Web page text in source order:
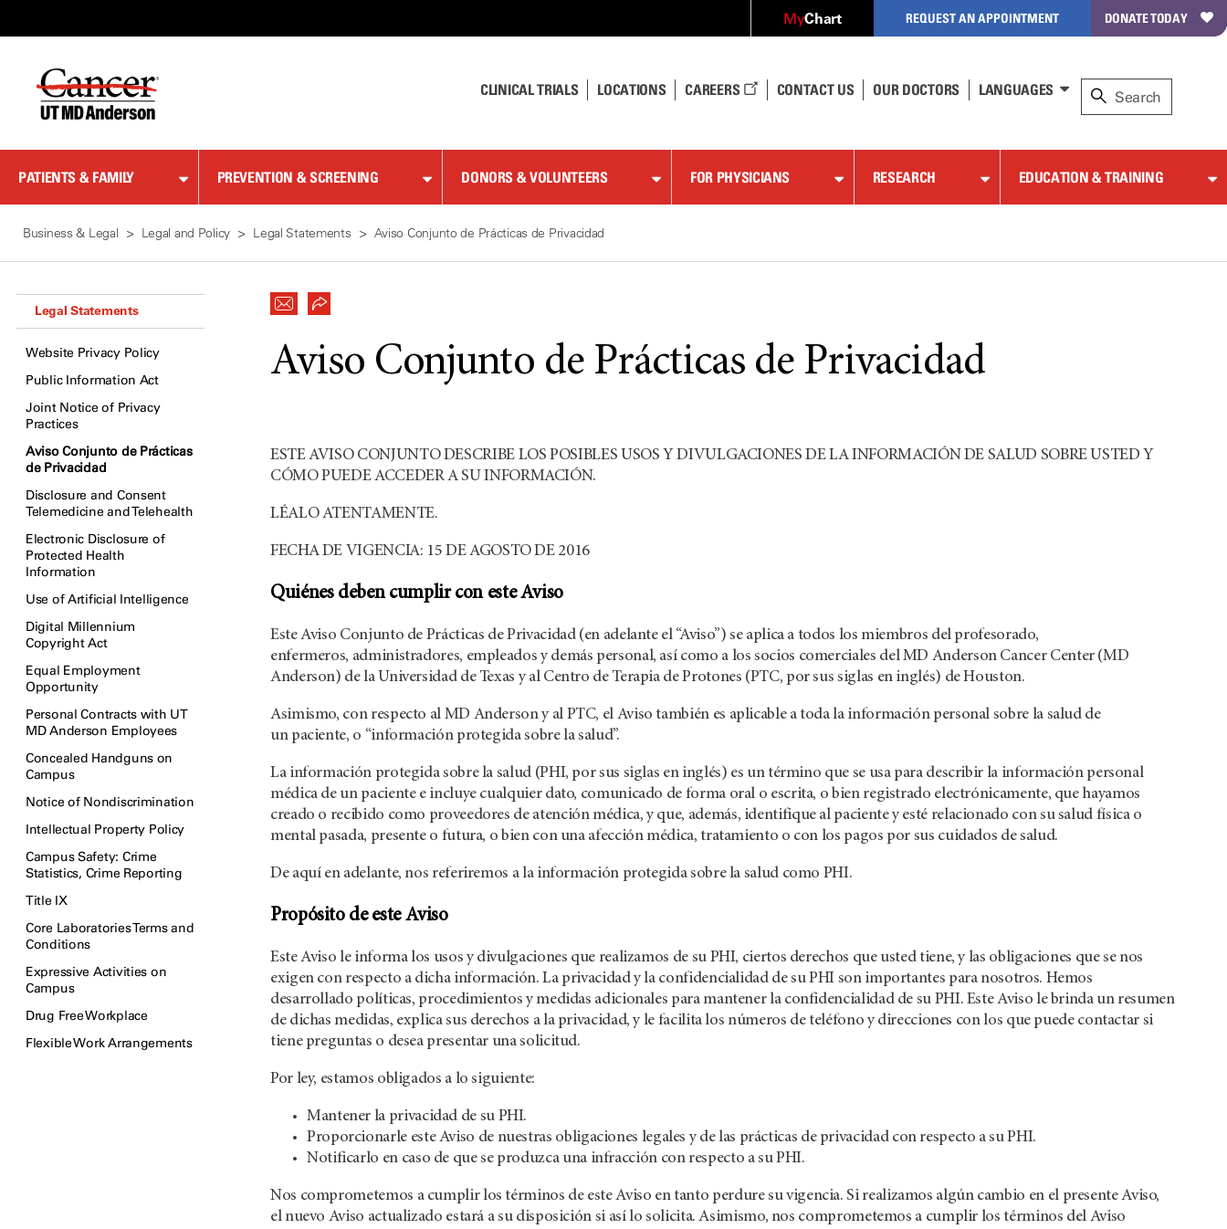
Content
MyChart REQUEST AN APPOINTMENT DONATE TODAY
CLINICAL TRIALS LOCATIONS CAREERS CONTACT US OUR DOCTORS LANGUAGES
PATIENTS & FAMILY PREVENTION & SCREENING DONORS & VOLUNTEERS FOR PHYSICIANS RESEARCH EDUCATION & TRAINING
Business & Legal Legal and Policy Legal Statements Aviso Conjunto de Prácticas de Privacidad
Legal Statements
Website Privacy Policy
Public Information Act
Joint Notice of Privacy
Practices
Aviso Conjunto de Prácticas
de Privacidad
Disclosure and Consent
Telemedicine and Telehealth
Electronic Disclosure of
Protected Health
Information
Use of Artificial Intelligence
Digital Millennium
Copyright Act
Equal Employment
Opportunity
Personal Contracts with UT
MD Anderson Employees
Concealed Handguns on
Campus
Notice of Nondiscrimination
Intellectual Property Policy
Campus Safety: Crime
Statistics, Crime Reporting
Title IX
Core Laboratories Terms and
Conditions
Expressive Activities on
Campus
Drug Free Workplace
Flexible Work Arrangements
Aviso Conjunto de Prácticas de Privacidad
ESTE AVISO CONJUNTO DESCRIBE LOS POSIBLES USOS Y DIVULGACIONES DE LA INFORMACIÓN DE SALUD SOBRE USTED Y
CÓMO PUEDE ACCEDER A SU INFORMACIÓN.
LÉALO ATENTAMENTE.
FECHA DE VIGENCIA: 15 DE AGOSTO DE 2016
Quiénes deben cumplir con este Aviso
Este Aviso Conjunto de Prácticas de Privacidad (en adelante el “Aviso”) se aplica a todos los miembros del profesorado,
enfermeros, administradores, empleados y demás personal, así como a los socios comerciales del MD Anderson Cancer Center (MD
Anderson) de la Universidad de Texas y al Centro de Terapia de Protones (PTC, por sus siglas en inglés) de Houston.
Asimismo, con respecto al MD Anderson y al PTC, el Aviso también es aplicable a toda la información personal sobre la salud de
un paciente, o “información protegida sobre la salud”.
La información protegida sobre la salud (PHI, por sus siglas en inglés) es un término que se usa para describir la información personal
médica de un paciente e incluye cualquier dato, comunicado de forma oral o escrita, o bien registrado electrónicamente, que hayamos
creado o recibido como proveedores de atención médica, y que, además, identifique al paciente y esté relacionado con su salud física o
mental pasada, presente o futura, o bien con una afección médica, tratamiento o con los pagos por sus cuidados de salud.
De aquí en adelante, nos referiremos a la información protegida sobre la salud como PHI.
Propósito de este Aviso
Este Aviso le informa los usos y divulgaciones que realizamos de su PHI, ciertos derechos que usted tiene, y las obligaciones que se nos
exigen con respecto a dicha información. La privacidad y la confidencialidad de su PHI son importantes para nosotros. Hemos
desarrollado políticas, procedimientos y medidas adicionales para mantener la confidencialidad de su PHI. Este Aviso le brinda un resumen
de dichas medidas, explica sus derechos a la privacidad, y le facilita los números de teléfono y direcciones con los que puede contactar si
tiene preguntas o desea presentar una solicitud.
Por ley, estamos obligados a lo siguiente:
Mantener la privacidad de su PHI.
Proporcionarle este Aviso de nuestras obligaciones legales y de las prácticas de privacidad con respecto a su PHI.
Notificarlo en caso de que se produzca una infracción con respecto a su PHI.
Nos comprometemos a cumplir los términos de este Aviso en tanto perdure su vigencia. Si realizamos algún cambio en el presente Aviso,
el nuevo Aviso actualizado estará a su disposición si así lo solicita. Asimismo, nos comprometemos a cumplir los términos del Aviso